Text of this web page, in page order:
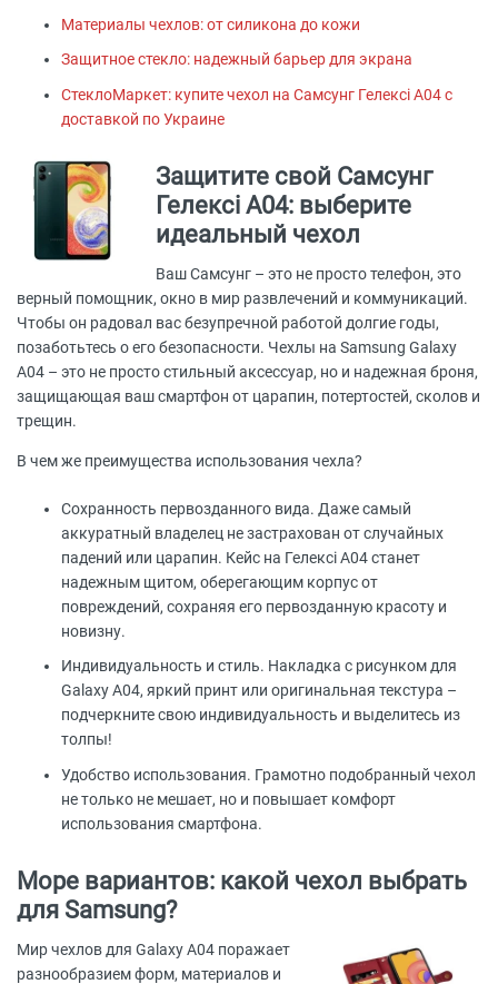
Материалы чехлов: от силикона до кожи
Защитное стекло: надежный барьер для экрана
СтеклоМаркет: купите чехол на Самсунг Гелексі А04 с
доставкой по Украине
Защитите свой Самсунг
Гелексі А04: выберите
идеальный чехол
Ваш Самсунг – это не просто телефон, это
верный помощник, окно в мир развлечений и коммуникаций.
Чтобы он радовал вас безупречной работой долгие годы,
позаботьтесь о его безопасности. Чехлы на Samsung Galaxy
A04 – это не просто стильный аксессуар, но и надежная броня,
защищающая ваш смартфон от царапин, потертостей, сколов и
трещин.
В чем же преимущества использования чехла?
Сохранность первозданного вида. Даже самый
аккуратный владелец не застрахован от случайных
падений или царапин. Кейс на Гелексі А04 станет
надежным щитом, оберегающим корпус от
повреждений, сохраняя его первозданную красоту и
новизну.
Индивидуальность и стиль. Накладка с рисунком для
Galaxy A04, яркий принт или оригинальная текстура –
подчеркните свою индивидуальность и выделитесь из
толпы!
Удобство использования. Грамотно подобранный чехол
не только не мешает, но и повышает комфорт
использования смартфона.
Море вариантов: какой чехол выбрать
для Samsung?
Мир чехлов для Galaxy A04 поражает
разнообразием форм, материалов и